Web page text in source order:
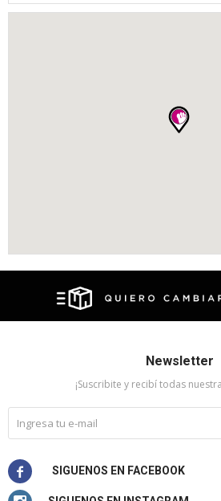
Newsletter
¡Suscribite y recibí todas
